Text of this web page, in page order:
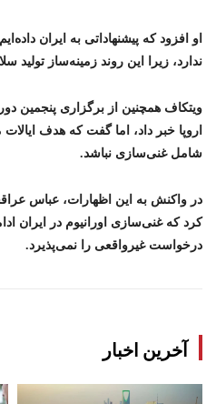
او افزود که پیشنهاداتی به ایران
ندارد، زیرا این روند زمینه‌ساز تولید
ویتکاف همچنین از برگزاری پنجمین
اروپا خبر داد، اما گفت که هدف
شامل غنی‌سازی نباشد.
در واکنش به این اظهارات، عباس
کرد که غنی‌سازی اورانیوم در ایران
درخواست غیرواقعی را نمی‌پذیرد.
آخرین اخبار